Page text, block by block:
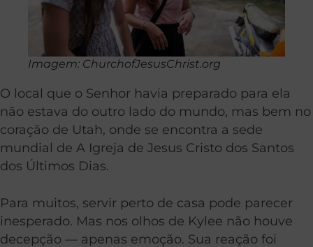
Imagem: ChurchofJesusChrist.org
O local que o Senhor havia preparado para ela
não estava do outro lado do mundo, mas bem no
coração de Utah, onde se encontra a sede
mundial de A Igreja de Jesus Cristo dos Santos
dos Últimos Dias.
Para muitos, servir perto de casa pode parecer
inesperado. Mas nos olhos de Kylee não houve
decepção — apenas emoção. Sua reação foi